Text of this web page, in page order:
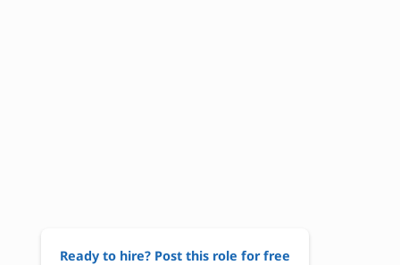
Ready to hire? Post this role for free